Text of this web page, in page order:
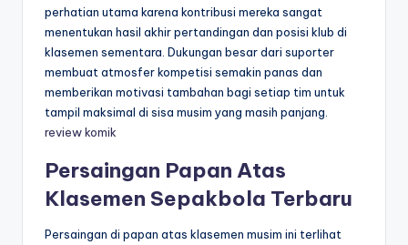
perhatian utama karena kontribusi mereka sangat
menentukan hasil akhir pertandingan dan posisi klub di
klasemen sementara. Dukungan besar dari suporter
membuat atmosfer kompetisi semakin panas dan
memberikan motivasi tambahan bagi setiap tim untuk
tampil maksimal di sisa musim yang masih panjang.
review komik
Persaingan Papan Atas
Klasemen Sepakbola Terbaru
Persaingan di papan atas klasemen musim ini terlihat